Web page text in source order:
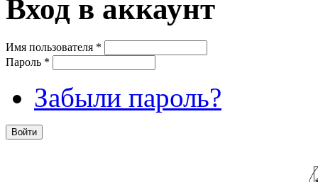
Вход в аккаунт
Имя пользователя *
Пароль *
Забыли пароль?